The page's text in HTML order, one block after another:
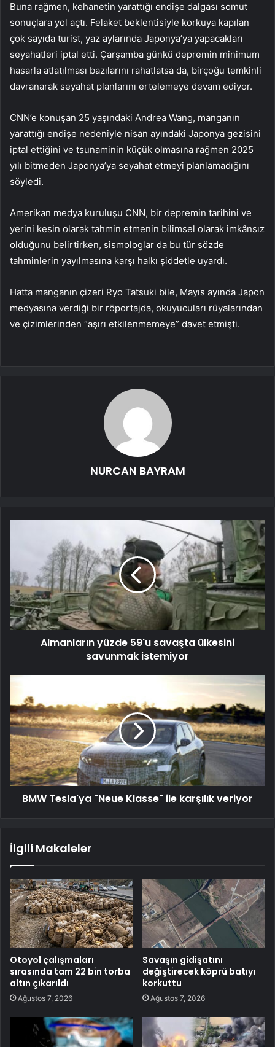
Buna rağmen, kehanetin yarattığı endişe dalgası somut
sonuçlara yol açtı. Felaket beklentisiyle korkuya kapılan
çok sayıda turist, yaz aylarında Japonya’ya yapacakları
seyahatleri iptal etti. Çarşamba günkü depremin minimum
hasarla atlatılması bazılarını rahatlatsa da, birçoğu temkinli
davranarak seyahat planlarını ertelemeye devam ediyor.
CNN’e konuşan 25 yaşındaki Andrea Wang, manganın
yarattığı endişe nedeniyle nisan ayındaki Japonya gezisini
iptal ettiğini ve tsunaminin küçük olmasına rağmen 2025
yılı bitmeden Japonya’ya seyahat etmeyi planlamadığını
söyledi.
Amerikan medya kuruluşu CNN, bir depremin tarihini ve
yerini kesin olarak tahmin etmenin bilimsel olarak imkânsız
olduğunu belirtirken, sismologlar da bu tür sözde
tahminlerin yayılmasına karşı halkı şiddetle uyardı.
Hatta manganın çizeri Ryo Tatsuki bile, Mayıs ayında Japon
medyasına verdiği bir röportajda, okuyucuları rüyalarından
ve çizimlerinden “aşırı etkilenmemeye” davet etmişti.
NURCAN BAYRAM
Almanların yüzde 59'u savaşta ülkesini
savunmak istemiyor
BMW Tesla'ya "Neue Klasse" ile karşılık veriyor
İlgili Makaleler
Otoyol çalışmaları
sırasında tam 22 bin torba
altın çıkarıldı
Ağustos 7, 2026
Savaşın gidişatını
değiştirecek köprü batıyı
korkuttu
Ağustos 7, 2026